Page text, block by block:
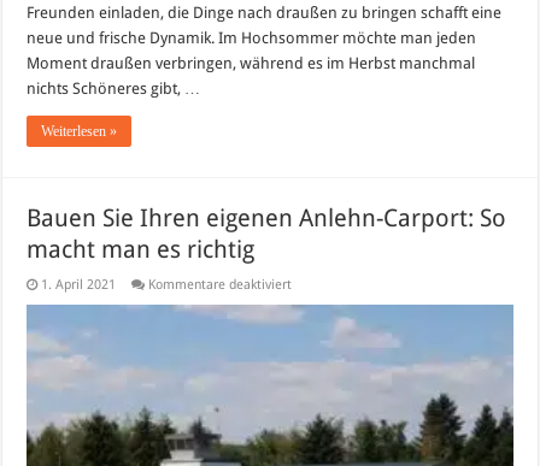
Freunden einladen, die Dinge nach draußen zu bringen schafft eine
neue und frische Dynamik. Im Hochsommer möchte man jeden
Moment draußen verbringen, während es im Herbst manchmal
nichts Schöneres gibt, …
Weiterlesen »
Bauen Sie Ihren eigenen Anlehn-Carport: So
macht man es richtig
1. April 2021 Kommentare deaktiviertfür
Anlehn-
man
es
richtig